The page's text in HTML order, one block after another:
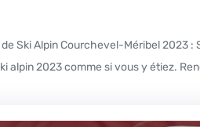
alpin 2023 comme si vous y étiez.